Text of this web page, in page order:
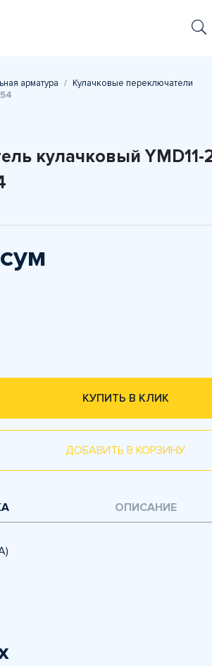
арматура
Кулачковые переключатели
кулачковый YMD11-
КУПИТЬ В КЛИК
ДОБАВИТЬ В КОРЗИНУ
ОПИСАНИЕ